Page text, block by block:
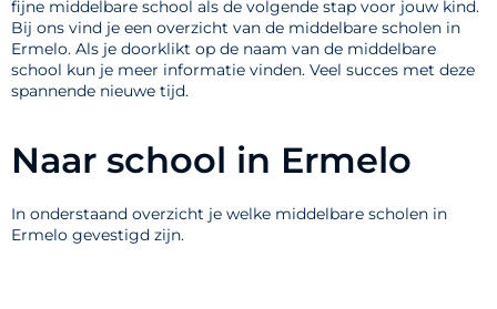
fijne middelbare school als de volgende stap voor jouw kind.
Bij ons vind je een overzicht van de middelbare scholen in
Ermelo. Als je doorklikt op de naam van de middelbare
school kun je meer informatie vinden. Veel succes met deze
spannende nieuwe tijd.
Naar school in Ermelo
In onderstaand overzicht je welke middelbare scholen in
Ermelo gevestigd zijn.